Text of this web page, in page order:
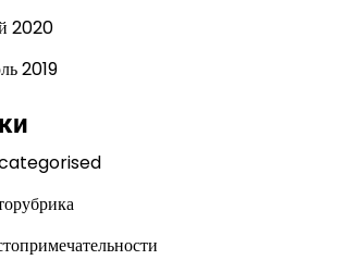
2020
2019